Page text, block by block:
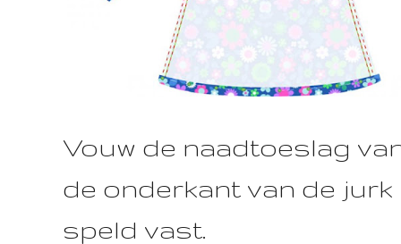
Vouw de naadtoeslag
de onderkant van de jurk
speld vast.